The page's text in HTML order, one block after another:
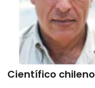
Científico chileno